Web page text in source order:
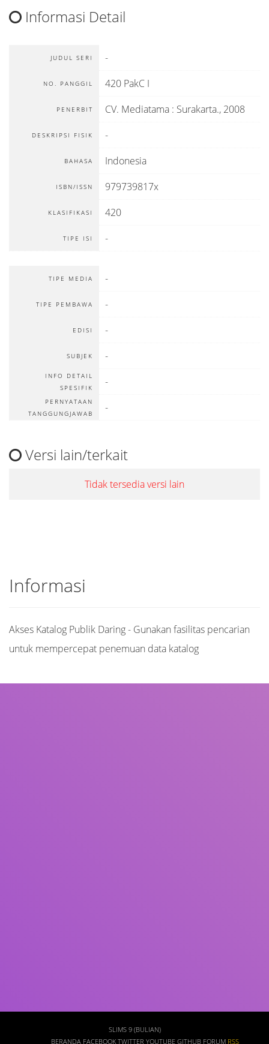
Informasi Detail
JUDUL SERI -
NO. PANGGIL 420 PakC I
PENERBIT CV. Mediatama : Surakarta., 2008
DESKRIPSI FISIK -
BAHASA Indonesia
ISBN/ISSN 979739817x
KLASIFIKASI 420
TIPE ISI -
TIPE MEDIA -
TIPE PEMBAWA -
EDISI -
SUBJEK -
INFO DETAIL
SPESIFIK
-
PERNYATAAN
TANGGUNGJAWAB
-
Versi lain/terkait
Tidak tersedia versi lain
Informasi
Akses Katalog Publik Daring - Gunakan fasilitas pencarian
untuk mempercepat penemuan data katalog
SLIMS 9 (BULIAN)
BERANDA FACEBOOK TWITTER YOUTUBE GITHUB FORUM RSS